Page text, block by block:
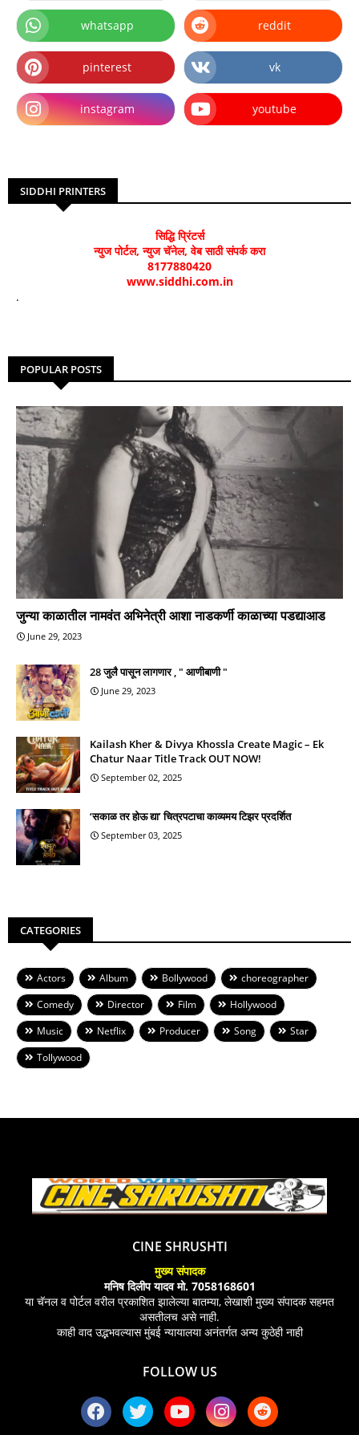
whatsapp reddit
pinterest vk
instagram youtube
SIDDHI PRINTERS
सिद्धि प्रिंटर्स
न्युज पोर्टल, न्युज चॅनेल, वेब साठी संपर्क करा
8177880420
www.siddhi.com.in
.
POPULAR POSTS
जुन्या काळातील नामवंत अभिनेत्री आशा नाडकर्णी काळाच्या पडद्याआड
June 29, 2023
28 जुलै पासून लागणार , " आणीबाणी "
June 29, 2023
Kailash Kher & Divya Khossla Create Magic – Ek
Chatur Naar Title Track OUT NOW!
September 02, 2025
‘सकाळ तर होऊ द्या’ चित्रपटाचा काव्यमय टिझर प्रदर्शित
September 03, 2025
CATEGORIES
Actors Album Bollywood
choreographer
Comedy
Director Film
Hollywood
Music
Netflix Producer Song
Star
Tollywood
CINE SHRUSHTI
मुख्य संपादक
मनिष दिलीप यादव मो. 7058168601
या चॅनल व पोर्टल वरील प्रकाशित झालेल्या बातम्या, लेखाशी मुख्य संपादक सहमत
असतीलच असे नाही.
काही वाद उद्भभवल्यास मुंबई न्यायालया अनंतर्गत अन्य कुठेही नाही
FOLLOW US